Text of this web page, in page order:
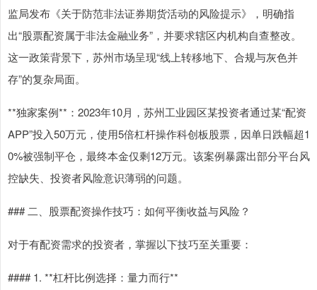
监局发布《关于防范非法证券期货活动的风险提示》，明确指
出“股票配资属于非法金融业务”，并要求辖区内机构自查整改。
这一政策背景下，苏州市场呈现“线上转移地下、合规与灰色并
存”的复杂局面。
**独家案例**：2023年10月，苏州工业园区某投资者通过某“配资
APP”投入50万元，使用5倍杠杆操作科创板股票，因单日跌幅超1
0%被强制平仓，最终本金仅剩12万元。该案例暴露出部分平台风
控缺失、投资者风险意识薄弱的问题。
### 二、股票配资操作技巧：如何平衡收益与风险？
对于有配资需求的投资者，掌握以下技巧至关重要：
#### 1. **杠杆比例选择：量力而行**